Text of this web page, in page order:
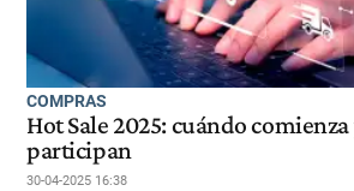
COMPRAS
Hot Sale 2025: cuándo
participan
30-04-2025 16:38